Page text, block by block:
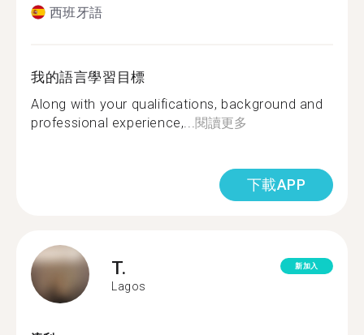
西班牙語
我的語言學習目標
Along with your qualifications, background and
professional experience,... 閱讀更多
下載APP
T.
Lagos
新加入